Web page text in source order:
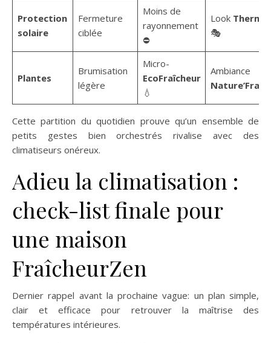
Protection
solaire
Fermeture
ciblée
Moins de
rayonnement
⛔
Look
🎭
Plantes
Brumisation
légère
Micro-
EcoFraîcheur
💧
Ambiance
Nature’Frais
Cette partition du quotidien prouve qu’un ensemble de
petits gestes bien orchestrés rivalise avec des
climatiseurs onéreux.
Adieu la climatisation :
check-list finale pour
une maison
FraîcheurZen
Dernier rappel avant la prochaine vague: un plan simple,
clair et efficace pour retrouver la maîtrise des
températures intérieures.